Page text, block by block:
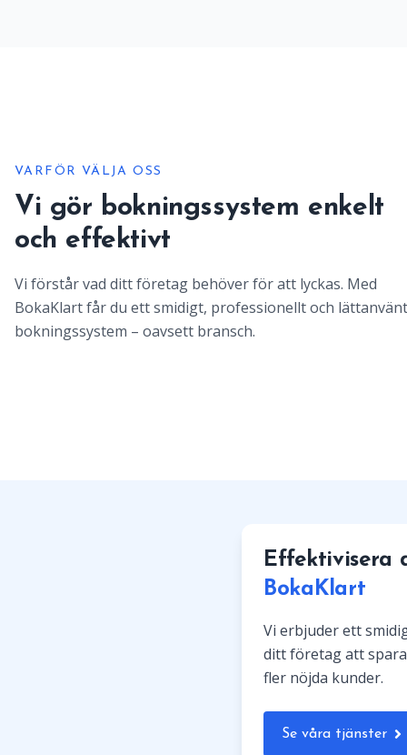
VARFÖR VÄLJA OSS
Vi gör bokningssystem enkelt
och effektivt
Vi förstår vad ditt företag behöver för att lyckas. Med
BokaKlart får du ett smidigt, professionellt och lättanvänt
bokningssystem – oavsett bransch.
Effektivisera
BokaKlart
Vi erbjuder ett
ditt företag att
fler nöjda kunder.
Se våra tjänster